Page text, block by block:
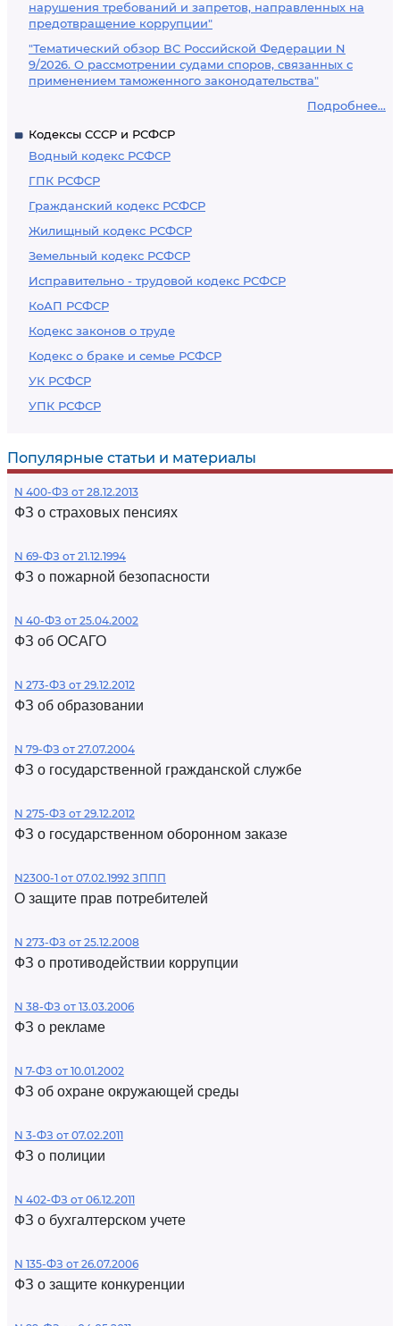
нарушения требований и запретов, направленных на
предотвращение коррупции"
"Тематический обзор ВС Российской Федерации N
9/2026. О рассмотрении судами споров, связанных с
применением таможенного законодательства"
Подробнее...
Кодексы СССР и РСФСР
Водный кодекс РСФСР
ГПК РСФСР
Гражданский кодекс РСФСР
Жилищный кодекс РСФСР
Земельный кодекс РСФСР
Исправительно - трудовой кодекс РСФСР
КоАП РСФСР
Кодекс законов о труде
Кодекс о браке и семье РСФСР
УК РСФСР
УПК РСФСР
Популярные статьи и материалы
N 400-ФЗ от 28.12.2013
ФЗ о страховых пенсиях
N 69-ФЗ от 21.12.1994
ФЗ о пожарной безопасности
N 40-ФЗ от 25.04.2002
ФЗ об ОСАГО
N 273-ФЗ от 29.12.2012
ФЗ об образовании
N 79-ФЗ от 27.07.2004
ФЗ о государственной гражданской службе
N 275-ФЗ от 29.12.2012
ФЗ о государственном оборонном заказе
N2300-1 от 07.02.1992 ЗППП
О защите прав потребителей
N 273-ФЗ от 25.12.2008
ФЗ о противодействии коррупции
N 38-ФЗ от 13.03.2006
ФЗ о рекламе
N 7-ФЗ от 10.01.2002
ФЗ об охране окружающей среды
N 3-ФЗ от 07.02.2011
ФЗ о полиции
N 402-ФЗ от 06.12.2011
ФЗ о бухгалтерском учете
N 135-ФЗ от 26.07.2006
ФЗ о защите конкуренции